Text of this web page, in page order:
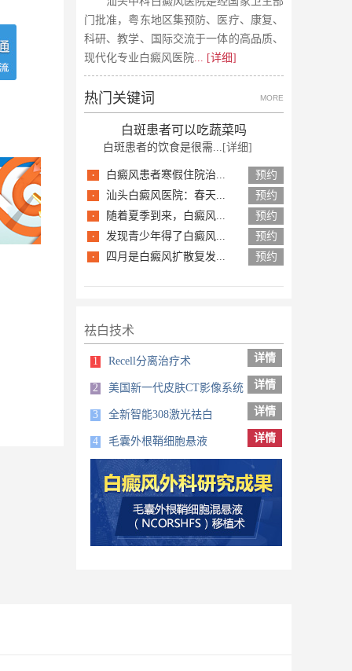
门批准，粤东地区集预防、医疗、康复、
科研、教学、国际交流于一体的高品质、
现代化专业白癜风医院... [详细]
热门关键词 MORE
白斑患者可以吃蔬菜吗
白斑患者的饮食是很需... [详细]
· 白癜风患者寒假住院治... 预约
· 汕头白癜风医院：春天... 预约
· 随着夏季到来，白癜风... 预约
· 发现青少年得了白癜风... 预约
· 四月是白癜风扩散复发... 预约
祛白技术
1 Recell分离治疗术 详情
2 美国新一代皮肤CT影像系统 详情
3 全新智能308激光祛白 详情
4 毛囊外根鞘细胞悬液 详情